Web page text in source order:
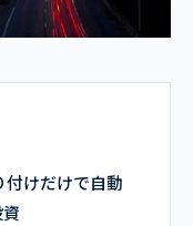
けだけで自動